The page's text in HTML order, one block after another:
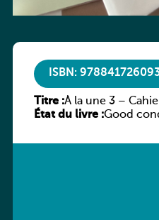
ISBN:
Titre :À la une 3 –
État du livre :Good